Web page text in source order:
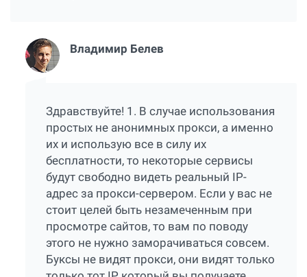
Владимир Белев
Здравствуйте! 1. В случае использования
простых не анонимных прокси, а именно
их и использую все в силу их
бесплатности, то некоторые сервисы
будут свободно видеть реальный IP-
адрес за прокси-сервером. Если у вас не
стоит целей быть незамеченным при
просмотре сайтов, то вам по поводу
этого не нужно заморачиваться совсем.
Буксы не видят прокси, они видят только